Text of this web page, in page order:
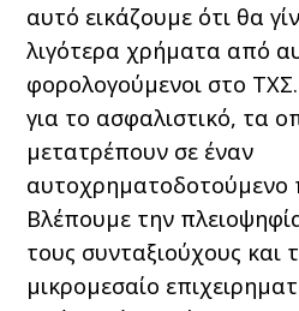
αυτό εικάζουμε ότι θα
λιγότερα χρήματα από
φορολογούμενοι στο
για το ασφαλιστικό, τα
μετατρέπουν σε έναν
αυτοχρηματοδοτούμενο
Βλέπουμε την
τους συνταξιούχους και
μικρομεσαίο